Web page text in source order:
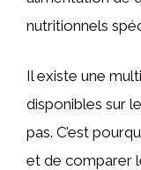
nutritionnels
Il existe une
disponibles sur
pas. C’est
et de comparer